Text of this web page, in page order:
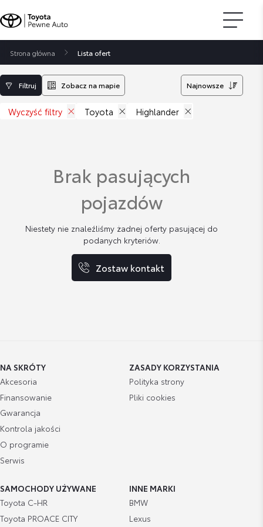
Strona główna Lista ofert
Filtruj Zobacz na mapie Najnowsze
Wyczyść filtry Toyota Highlander
Brak pasujących
pojazdów
Niestety nie znaleźliśmy żadnej oferty pasującej do
podanych kryteriów.
Zostaw kontakt
NA SKRÓTY
Akcesoria
Finansowanie
Gwarancja
Kontrola jakości
O programie
Serwis
ZASADY KORZYSTANIA
Polityka strony
Pliki cookies
SAMOCHODY UŻYWANE
Toyota C-HR
Toyota PROACE CITY
INNE MARKI
BMW
Lexus